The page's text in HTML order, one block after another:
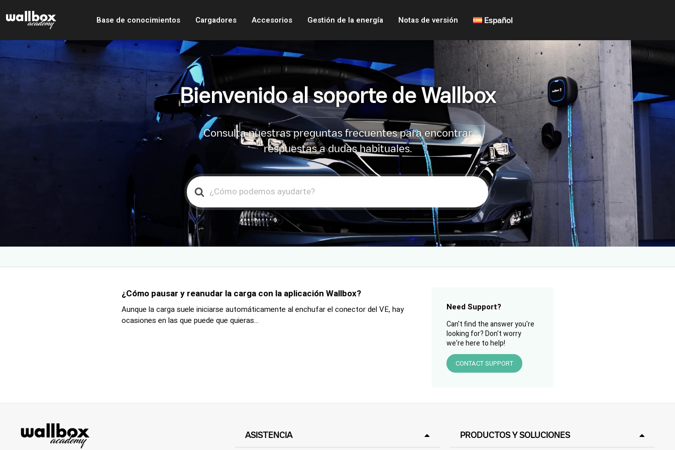
Base de conocimientos Cargadores Accesorios Gestión de la energía Notas de versión Español
Bienvenido al soporte de Wallbox
Consulta nuestras preguntas frecuentes para encontrar
respuestas a dudas habituales.
Search
For
¿Cómo pausar y reanudar la carga con la aplicación Wallbox?
Aunque la carga suele iniciarse automáticamente al enchufar el conector del VE, hay
ocasiones en las que puede que quieras...
Need Support?
Can't find the answer you're
looking for? Don't worry
we're here to help!
CONTACT SUPPORT
ASISTENCIA PRODUCTOS Y SOLUCIONES